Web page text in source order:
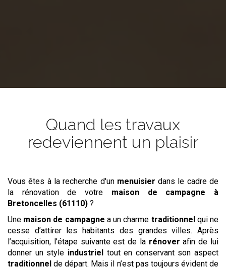
Quand les travaux
redeviennent un plaisir
Vous êtes à la recherche d'un menuisier dans le cadre de
la rénovation de votre maison de campagne à
Bretoncelles (61110) ?
Une maison de campagne a un charme traditionnelqui ne
cesse d’attirer les habitants des grandes villes. Après
l’acquisition, l’étape suivante est de la rénover afin de lui
donner un style industrieltout en conservant son aspect
traditionnel de départ. Mais il n’est pas toujours évident de